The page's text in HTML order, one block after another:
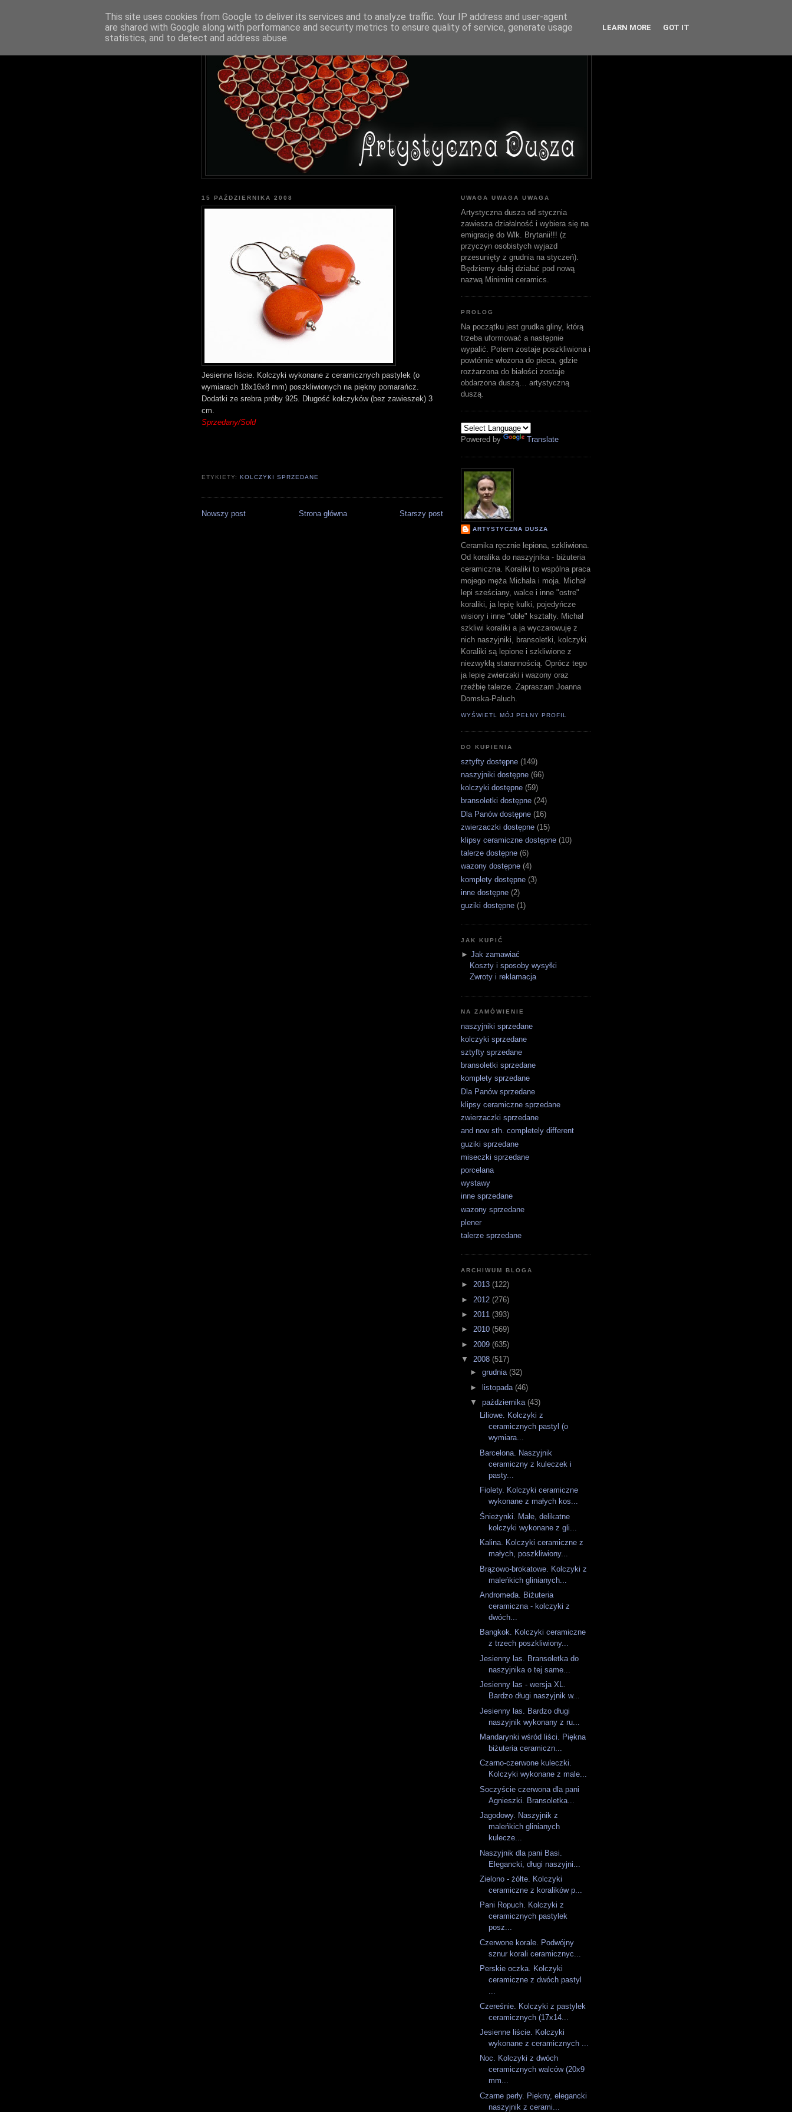
15 PAŹDZIERNIKA 2008
Jesienne liście. Kolczyki wykonane z ceramicznych pastylek (o
wymiarach 18x16x8 mm) poszkliwionych na piękny pomarańcz.
Dodatki ze srebra próby 925. Długość kolczyków (bez zawieszek) 3
cm.
Sprzedany/Sold
ETYKIETY:KOLCZYKI SPRZEDANE
Nowszy post Starszy post
Strona główna
UWAGA UWAGA UWAGA
Artystyczna dusza od stycznia
zawiesza działalność i wybiera się na
emigrację do Wlk. Brytanii!!! (z
przyczyn osobistych wyjazd
przesunięty z grudnia na styczeń).
Będziemy dalej działać pod nową
nazwą Minimini ceramics.
PROLOG
Na początku jest grudka gliny, którą
trzeba uformować a następnie
wypalić. Potem zostaje poszkliwiona i
powtórnie włożona do pieca, gdzie
rozżarzona do białości zostaje
obdarzona duszą… artystyczną
duszą.
Powered by Translate
ARTYSTYCZNA DUSZA
Ceramika ręcznie lepiona, szkliwiona.
Od koralika do naszyjnika - biżuteria
ceramiczna. Koraliki to wspólna praca
mojego męża Michała i moja. Michał
lepi sześciany, walce i inne "ostre"
koraliki, ja lepię kulki, pojedyńcze
wisiory i inne "obłe" kształty. Michał
szkliwi koraliki a ja wyczarowuję z
nich naszyjniki, bransoletki, kolczyki.
Koraliki są lepione i szkliwione z
niezwykłą starannością. Oprócz tego
ja lepię zwierzaki i wazony oraz
rzeźbię talerze. Zapraszam Joanna
Domska-Paluch.
WYŚWIETL MÓJ PEŁNY PROFIL
DO KUPIENIA
sztyfty dostępne (149)
naszyjniki dostępne (66)
kolczyki dostępne (59)
bransoletki dostępne (24)
Dla Panów dostępne (16)
zwierzaczki dostępne (15)
klipsy ceramiczne dostępne (10)
talerze dostępne (6)
wazony dostępne (4)
komplety dostępne (3)
inne dostępne (2)
guziki dostępne (1)
JAK KUPIĆ
► Jak zamawiać
Koszty i sposoby wysyłki
Zwroty i reklamacja
NA ZAMÓWIENIE
naszyjniki sprzedane
kolczyki sprzedane
sztyfty sprzedane
bransoletki sprzedane
komplety sprzedane
Dla Panów sprzedane
klipsy ceramiczne sprzedane
zwierzaczki sprzedane
and now sth. completely different
guziki sprzedane
miseczki sprzedane
porcelana
wystawy
inne sprzedane
wazony sprzedane
plener
talerze sprzedane
ARCHIWUM BLOGA
► 2013 (122)
► 2012 (276)
► 2011 (393)
► 2010 (569)
► 2009 (635)
▼ 2008 (517)
►grudnia(32)
►
listopada(46)
▼października(43)
Liliowe. Kolczyki z
ceramicznych pastyl (o
wymiara...
Barcelona. Naszyjnik
ceramiczny z kuleczek i
pasty...
Fiolety. Kolczyki ceramiczne
wykonane z małych kos...
Śnieżynki. Małe, delikatne
kolczyki wykonane z gli...
Kalina. Kolczyki ceramiczne z
małych, poszkliwiony...
Brązowo-brokatowe. Kolczyki z
maleńkich glinianych...
Andromeda. Biżuteria
ceramiczna - kolczyki z
dwóch...
Bangkok. Kolczyki ceramiczne
z trzech poszkliwiony...
Jesienny las. Bransoletka do
naszyjnika o tej same...
Jesienny las - wersja XL.
Bardzo długi naszyjnik w...
Jesienny las. Bardzo długi
naszyjnik wykonany z ru...
Mandarynki wśród liści. Piękna
biżuteria ceramiczn...
Czarno-czerwone kuleczki.
Kolczyki wykonane z male...
Soczyście czerwona dla pani
Agnieszki. Bransoletka...
Jagodowy. Naszyjnik z
maleńkich glinianych
kulecze...
Naszyjnik dla pani Basi.
Elegancki, długi naszyjni...
Zielono - żółte. Kolczyki
ceramiczne z koralików p...
Pani Ropuch. Kolczyki z
ceramicznych pastylek
posz...
Czerwone korale. Podwójny
sznur korali ceramicznyc...
Perskie oczka. Kolczyki
ceramiczne z dwóch pastyl
...
Czereśnie. Kolczyki z pastylek
ceramicznych (17x14...
Jesienne liście. Kolczyki
wykonane z ceramicznych ...
Noc. Kolczyki z dwóch
ceramicznych walców (20x9
mm...
Czarne perły. Piękny, elegancki
naszyjnik z cerami...
This site uses cookies from Google to deliver its services and to analyze traffic. Your IP address and user-agent
are shared with Google along with performance and security metrics to ensure quality of service, generate usage
statistics, and to detect and address abuse.
LEARN MORE GOT IT